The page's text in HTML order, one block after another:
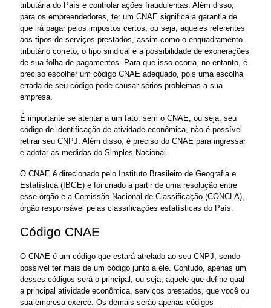
tributária do País e controlar ações fraudulentas. Além disso,
para os empreendedores, ter um CNAE significa a garantia de
que irá pagar pelos impostos certos, ou seja, aqueles referentes
aos tipos de serviços prestados, assim como o enquadramento
tributário correto, o tipo sindical e a possibilidade de exonerações
de sua folha de pagamentos. Para que isso ocorra, no entanto, é
preciso escolher um código CNAE adequado, pois uma escolha
errada de seu código pode causar sérios problemas a sua
empresa.
É importante se atentar a um fato: sem o CNAE, ou seja, seu
código de identificação de atividade econômica, não é possível
retirar seu CNPJ. Além disso, é preciso do CNAE para ingressar
e adotar as medidas do Simples Nacional.
O CNAE é direcionado pelo Instituto Brasileiro de Geografia e
Estatística (IBGE) e foi criado a partir de uma resolução entre
esse órgão e a Comissão Nacional de Classificação (CONCLA),
órgão responsável pelas classificações estatísticas do País.
Código CNAE
O CNAE é um código que estará atrelado ao seu CNPJ, sendo
possível ter mais de um código junto a ele. Contudo, apenas um
desses códigos será o principal, ou seja, aquele que define qual
a principal atividade econômica, serviços prestados, que você ou
sua empresa exerce. Os demais serão apenas códigos